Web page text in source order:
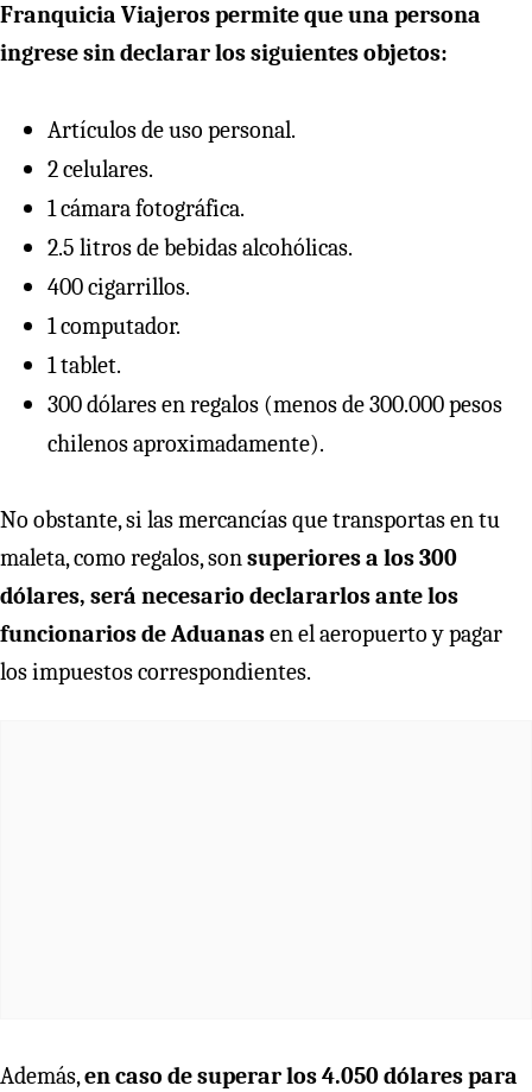
Franquicia Viajeros permite que una persona
ingrese sin declarar los siguientes objetos:
Artículos de uso personal.
2 celulares.
1 cámara fotográfica.
2.5 litros de bebidas alcohólicas.
400 cigarrillos.
1 computador.
1 tablet.
300 dólares en regalos (menos de 300.000 pesos
chilenos aproximadamente).
No obstante, si las mercancías que transportas en tu
maleta, como regalos, sonsuperiores a los 300
dólares, será necesario declararlos ante los
funcionarios de Aduanasen el aeropuerto y pagar
los impuestos correspondientes.
Además,en caso de superar los 4.050 dólares para